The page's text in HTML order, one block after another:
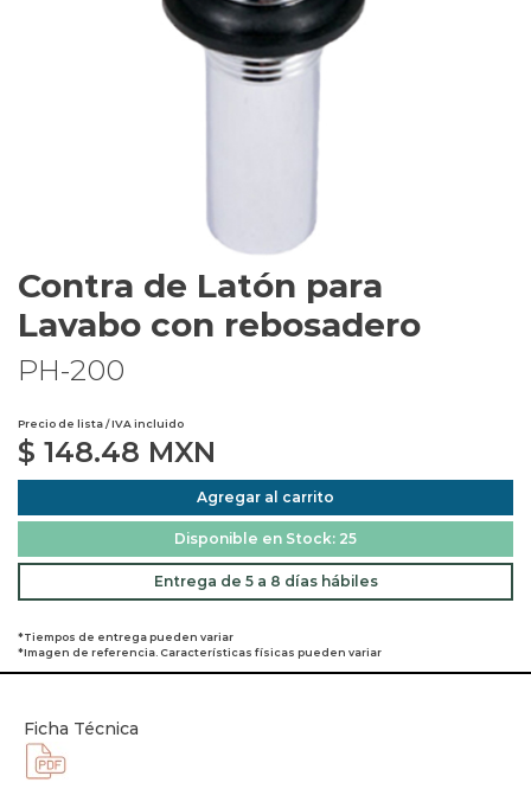
Contra de Latón para
Lavabo con rebosadero
PH-200
Precio de lista / IVA incluido
$ 148.48 MXN
Agregar al carrito
Disponible en Stock: 25
Entrega de 5 a 8 días hábiles
*Tiempos de entrega pueden variar
*Imagen de referencia. Características físicas pueden variar
Ficha Técnica